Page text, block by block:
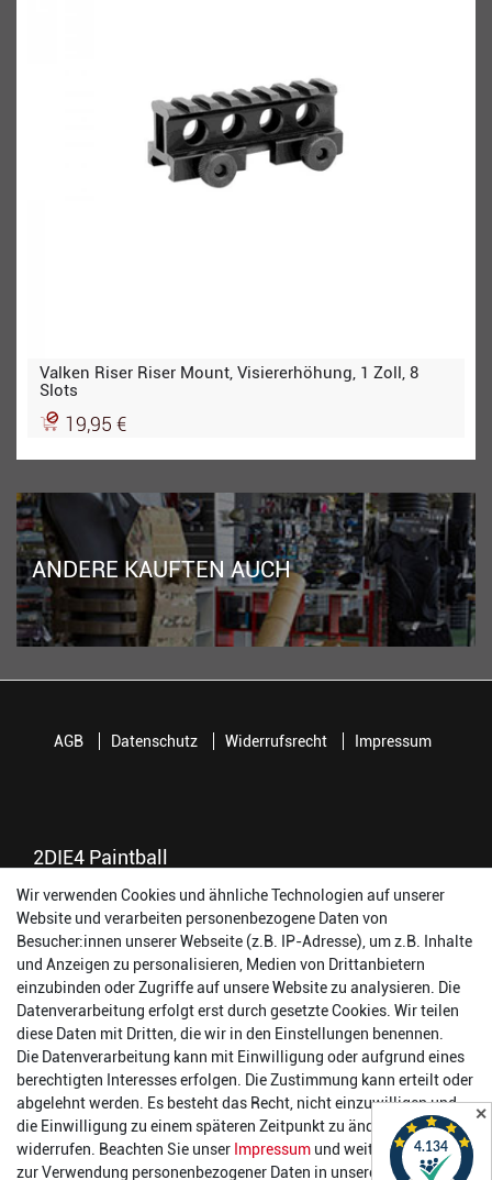
Valken Riser Riser Mount, Visiererhöhung, 1 Zoll, 8
Slots
19,95 €
ANDERE KAUFTEN AUCH
2DIE4 Paintball
56457 Westerburg
Reinhold-Ferger-Straße 26
order@2die4-sports.com
0 26 63/ 9 68 69 37
Öffnungszeiten
14:00 - 17:00 Uhr
Dienstag:
14:00 - 17:00 Uhr
Mittwoch:
14:00 - 17:00 Uhr
Donnerstag:
14:00 - 17:00 Uhr
14:00 - 19:00 Uhr
AGB Datenschutz Widerrufsrecht Impressum
Wir verwenden Cookies und ähnliche Technologien auf unserer
Website und verarbeiten personenbezogene Daten von
Besucher:innen unserer Webseite (z.B. IP-Adresse), um z.B. Inhalte
und Anzeigen zu personalisieren, Medien von Drittanbietern
einzubinden oder Zugriffe auf unsere Website zu analysieren. Die
Datenverarbeitung erfolgt erst durch gesetzte Cookies. Wir teilen
diese Daten mit Dritten, die wir in den Einstellungen benennen.
Die Datenverarbeitung kann mit Einwilligung oder aufgrund eines
berechtigten Interesses erfolgen. Die Zustimmung kann erteilt oder
abgelehnt werden. Es besteht das Recht, nicht einzuwilligen und
die Einwilligung zu einem späteren Zeitpunkt zu ändern oder zu
widerrufen. Beachten Sie unser Impressum und weitere Hinweise
zur Verwendung personenbezogener Daten in unserer
Daten­
✕